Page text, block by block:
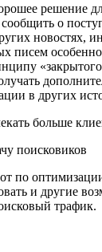
решение
о
новостях,
писем
в других
поисковиков
по
и другие
трафик.